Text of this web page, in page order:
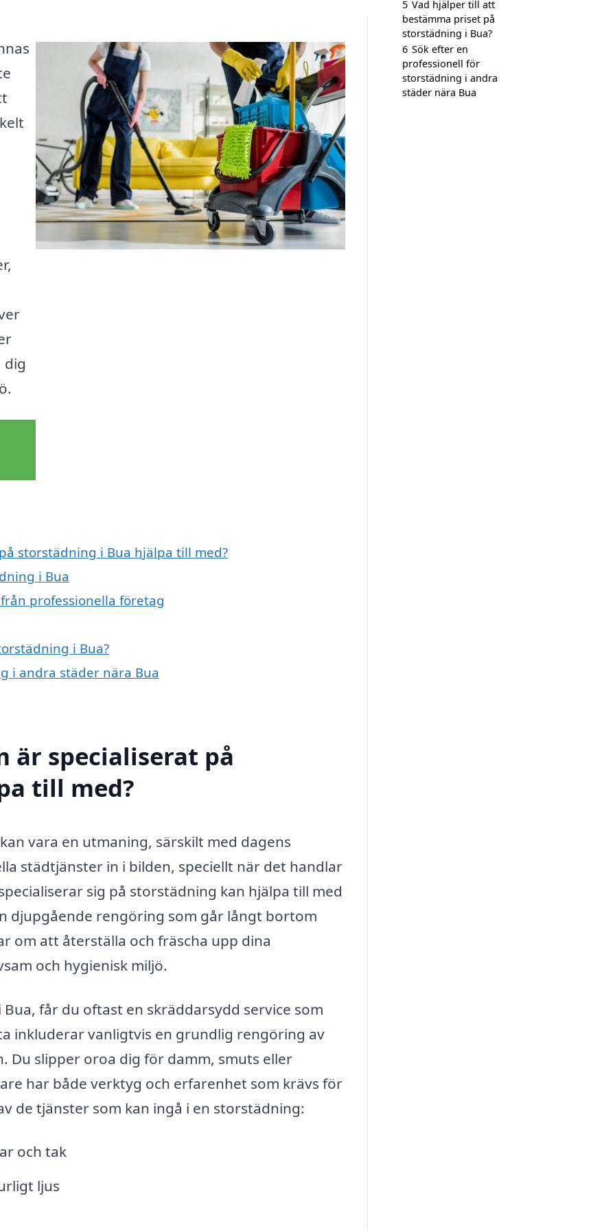
dig
storstädning i Bua hjälpa till med?
i Bua
professionella företag
i Bua?
i andra städer nära Bua
är specialiserat på
till med?
vara en utmaning, särskilt med dagens
städtjänster in i bilden, speciellt när det handlar
sig på storstädning kan hjälpa till med
djupgående rengöring som går långt bortom
om att återställa och fräscha upp dina
och hygienisk miljö.
får du oftast en skräddarsydd service som
inkluderar vanligtvis en grundlig rengöring av
Du slipper oroa dig för damm, smuts eller
har både verktyg och erfarenhet som krävs för
de tjänster som kan ingå i en storstädning:
och tak
ljus
5 Vad hjälper till att
bestämma priset på
storstädning i Bua?
6 Sök efter en
professionell för
storstädning i andra
städer nära Bua